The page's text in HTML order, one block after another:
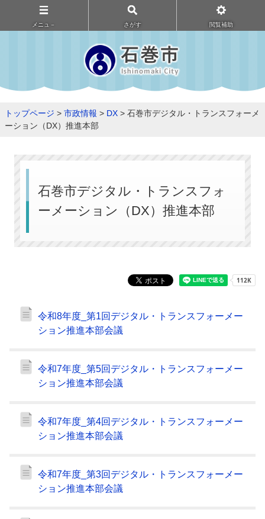
メニュ－ さがす 閲覧補助
トップページ > 市政情報 > DX > 石巻市デジタル・トランスフォーメ
ーション（DX）推進本部
石巻市デジタル・トランスフォ
ーメーション（DX）推進本部
令和8年度_第1回デジタル・トランスフォーメー
ション推進本部会議
令和7年度_第5回デジタル・トランスフォーメー
ション推進本部会議
令和7年度_第4回デジタル・トランスフォーメー
ション推進本部会議
令和7年度_第3回デジタル・トランスフォーメー
ション推進本部会議